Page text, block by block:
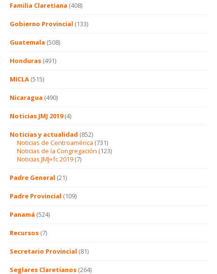
Familia Claretiana (408)
Gobierno Provincial (133)
Guatemala (508)
Honduras (491)
MICLA (515)
Nicaragua (490)
Noticias JMJ 2019(4)
Noticias y actualidad (852)
Noticias de Centroamérica (731)
Noticias de la Congregación (123)
Noticias JMJ+fc 2019 (7)
Padre General (21)
Padre Provincial (109)
Panamá (524)
Recursos (7)
Secretario Provincial (81)
Seglares Claretianos (264)